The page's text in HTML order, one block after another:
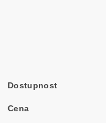
Dostupnost
Cena